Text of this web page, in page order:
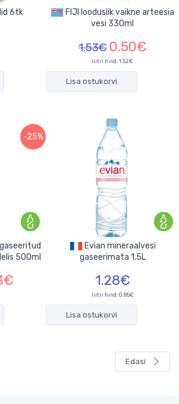
6tk
vesi 330ml
1.53€ 0.50€
liitri hind: 1.52€
Lisa ostukorvi
-25%
500ml
gaseerimata 1,5L
1.28€
liitri hind: 0.85€
Lisa ostukorvi
Edasi